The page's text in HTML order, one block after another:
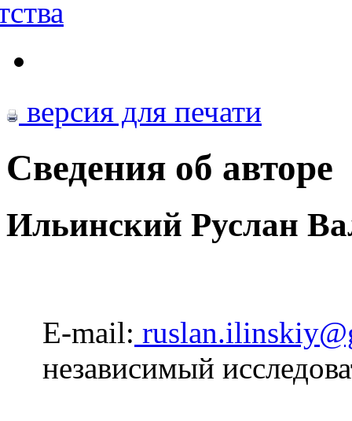
версия для печати
Сведения об авторе
Ильинский Руслан
E-mail:
независимый